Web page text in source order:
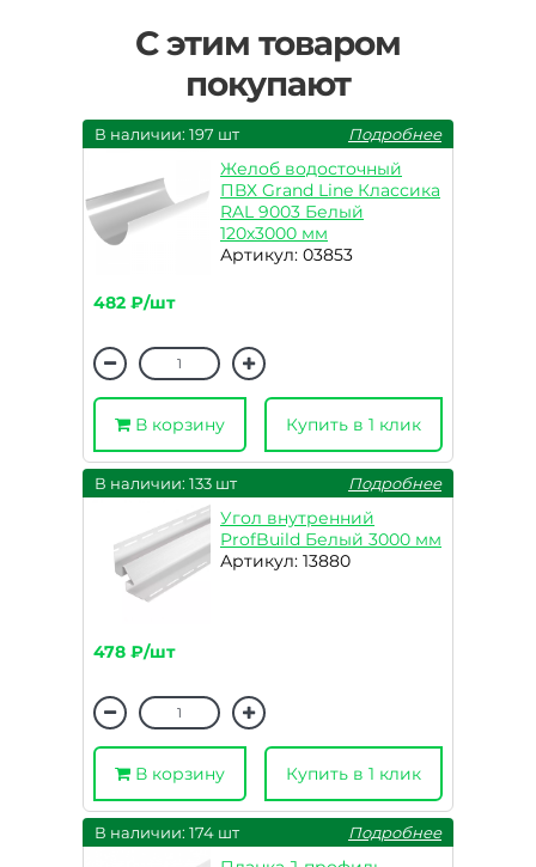
С этим товаром
покупают
В наличии: 197 шт Подробнее
Желоб водосточный
ПВХ Grand Line Классика
RAL 9003 Белый
120х3000 мм
Артикул: 03853
482 ₽/шт
В корзину Купить в 1 клик
В наличии: 133 шт Подробнее
Угол внутренний
ProfBuild Белый 3000 мм
Артикул: 13880
478 ₽/шт
В корзину Купить в 1 клик
В наличии: 174 шт Подробнее